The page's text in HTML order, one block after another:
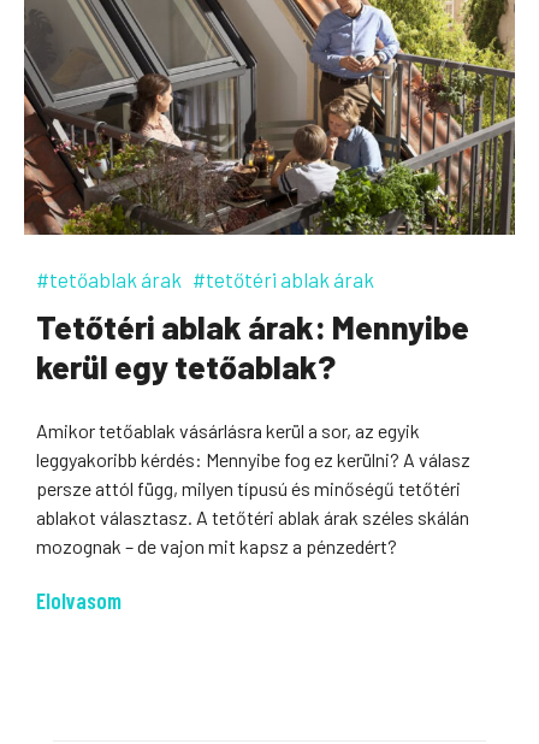
#tetőablak árak #tetőtéri ablak árak
Tetőtéri ablak árak: Mennyibe
kerül egy tetőablak?
Amikor tetőablak vásárlásra kerül a sor, az egyik
leggyakoribb kérdés: Mennyibe fog ez kerülni? A válasz
persze attól függ, milyen típusú és minőségű tetőtéri
ablakot választasz. A tetőtéri ablak árak széles skálán
mozognak – de vajon mit kapsz a pénzedért?
Elolvasom